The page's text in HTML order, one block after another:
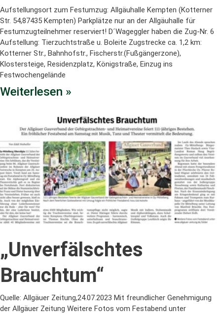
Aufstellungsort zum Festumzug: Allgäuhalle Kempten (Kotterner
Str. 54,87435 Kempten) Parkplätze nur an der Allgäuhalle für
Festumzugteilnehmer reserviert! D´Wageggler haben die Zug-Nr. 6
Aufstellung: Tierzuchtstraße u. Boleite Zugstrecke ca. 1,2 km:
Kotterner Str., Bahnhofstr., Fischerstr.(Fußgängerzone),
Klostersteige, Residenzplatz, Königstraße, Einzug ins
Festwochengelände
Weiterlesen »
„Unverfälschtes
Brauchtum“
Quelle: Allgäuer Zeitung,24.07.2023 Mit freundlicher Genehmigung
der Allgäuer Zeitung Weitere Fotos vom Festabend unter